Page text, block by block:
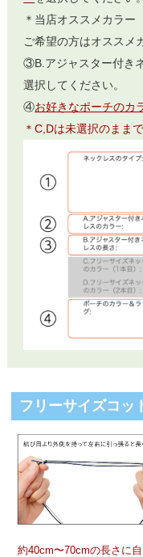
＊当店オススメカラー
ご希望の方はオススメ
③B.アジャスター付き
選択してください。
④お好きなポーチのカ
＊C,Dは未選択のまま
フリーサイズコッ
約40cm〜70cmの長さに